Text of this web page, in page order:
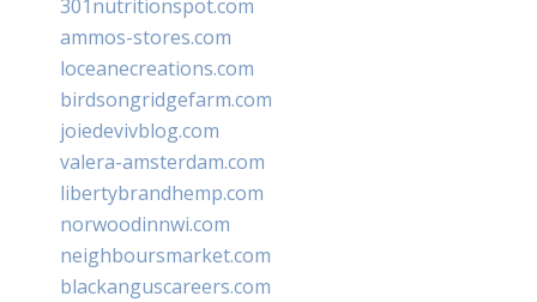
301nutritionspot.com
ammos-stores.com
loceanecreations.com
birdsongridgefarm.com
joiedevivblog.com
valera-amsterdam.com
libertybrandhemp.com
norwoodinnwi.com
neighboursmarket.com
blackanguscareers.com